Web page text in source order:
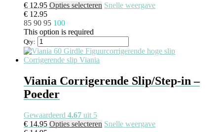
op
€ 12.95 Opties selecteren Dit
Deze
gekozen
worden
Snelle weergave
€ 12.95
85 90 95 100
This option is required
Qty:
Viania Corrigerende Slip/Step-in –
Poeder
Gewaardeerd 4.67 uit 5
€ 14.95 Opties selecteren Dit
Snelle weergave